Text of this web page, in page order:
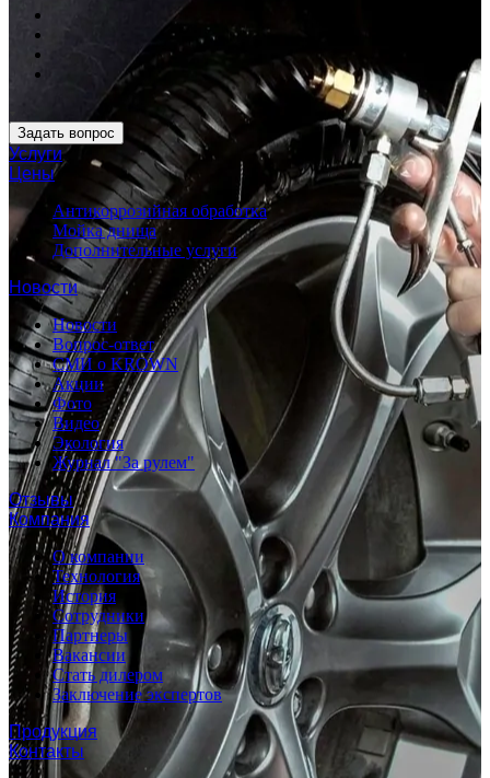
Задать вопрос
Услуги
Цены
Антикоррозийная обработка
Мойка днища
Дополнительные услуги
Новости
Новости
Вопрос-ответ
СМИ о KROWN
Акции
Фото
Видео
Экология
Журнал "За рулем"
Отзывы
Компания
О компании
Технология
История
Сотрудники
Партнеры
Вакансии
Стать дилером
Заключение экспертов
Продукция
Контакты